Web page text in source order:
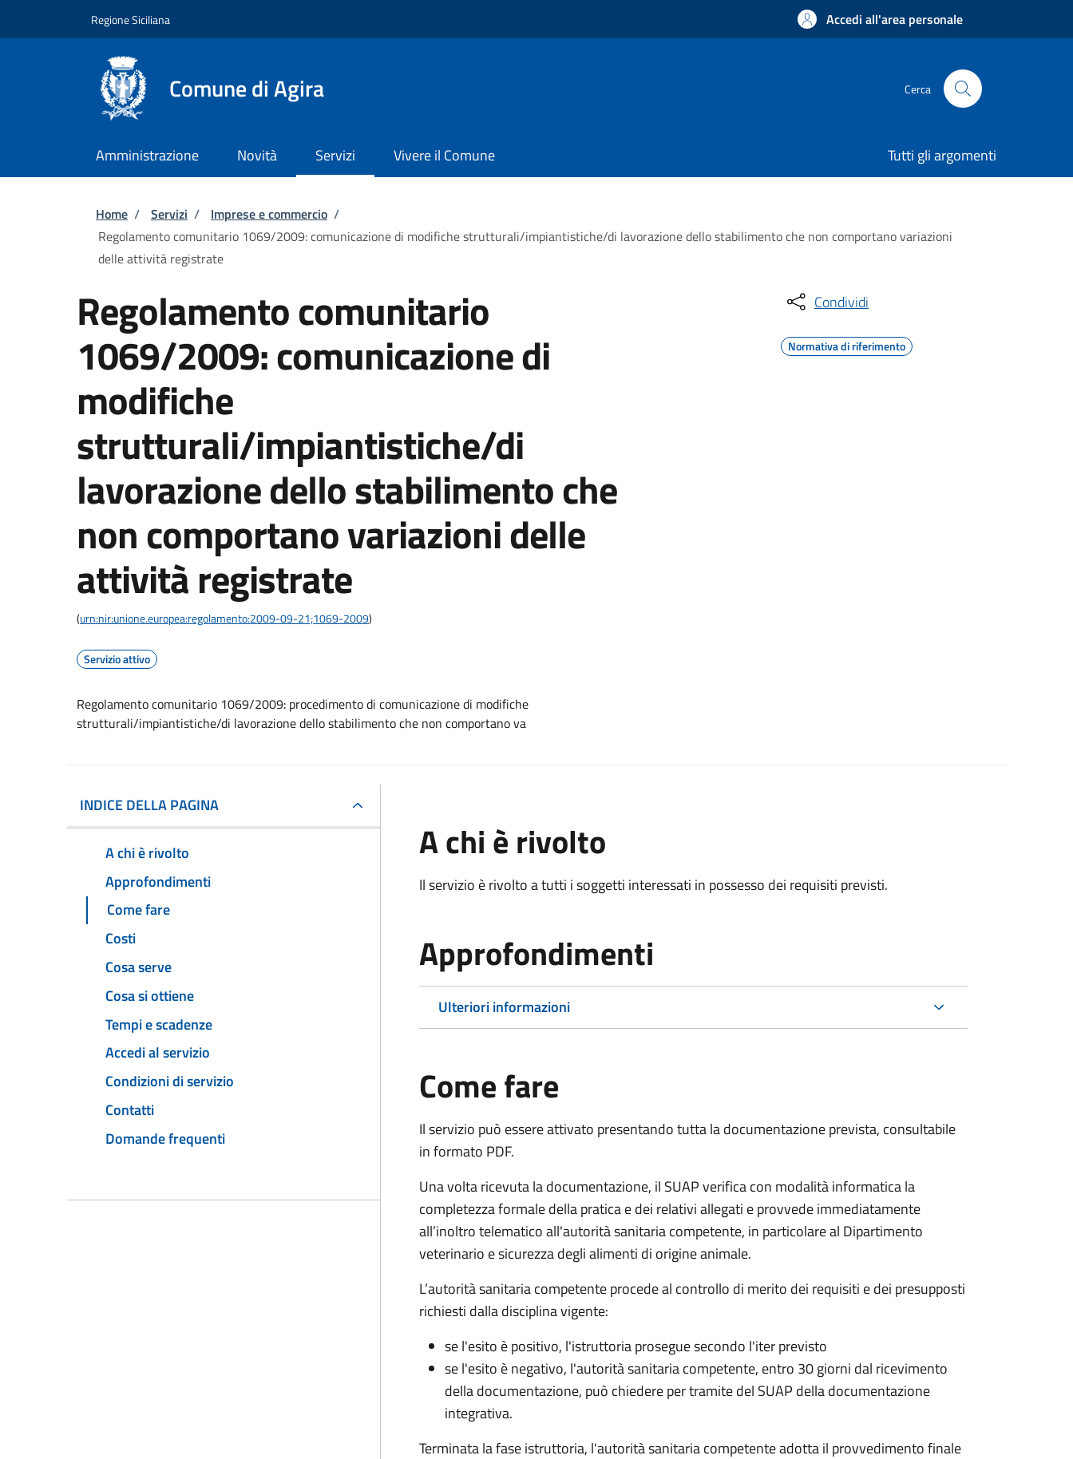
Regione Siciliana Accedi all'area personale
Comune di Agira Cerca
Amministrazione Novità Servizi Vivere il Comune Tutti gli argomenti
Briciole di pane
Home / Servizi / Imprese e commercio /
Regolamento comunitario 1069/2009: comunicazione di modifiche strutturali/impiantistiche/di lavorazione dello stabilimento che non comportano variazioni
delle attività registrate
Regolamento comunitario
1069/2009: comunicazione di
modifiche
strutturali/impiantistiche/di
lavorazione dello stabilimento che
non comportano variazioni delle
attività registrate
(urn:nir:unione.europea:regolamento:2009-09-21;1069-2009)
Servizio attivo
Regolamento comunitario 1069/2009: procedimento di comunicazione di modifiche
strutturali/impiantistiche/di lavorazione dello stabilimento che non comportano va
Condividi
Normativa di riferimento
INDICE DELLA PAGINA
A chi è rivolto
Approfondimenti
Come fare
Costi
Cosa serve
Cosa si ottiene
Tempi e scadenze
Accedi al servizio
Condizioni di servizio
Contatti
Domande frequenti
A chi è rivolto
Il servizio è rivolto a tutti i soggetti interessati in possesso dei requisiti previsti.
Approfondimenti
Ulteriori informazioni
Come fare
Il servizio può essere attivato presentando tutta la documentazione prevista, consultabile
in formato PDF.
Una volta ricevuta la documentazione, il SUAP verifica con modalità informatica la
completezza formale della pratica e dei relativi allegati e provvede immediatamente
all’inoltro telematico all'autorità sanitaria competente, in particolare al Dipartimento
veterinario e sicurezza degli alimenti di origine animale.
L’autorità sanitaria competente procede al controllo di merito dei requisiti e dei presupposti
richiesti dalla disciplina vigente:
se l'esito è positivo, l'istruttoria prosegue secondo l'iter previsto
se l'esito è negativo, l'autorità sanitaria competente, entro 30 giorni dal ricevimento
della documentazione, può chiedere per tramite del SUAP della documentazione
integrativa.
Terminata la fase istruttoria, l'autorità sanitaria competente adotta il provvedimento finale